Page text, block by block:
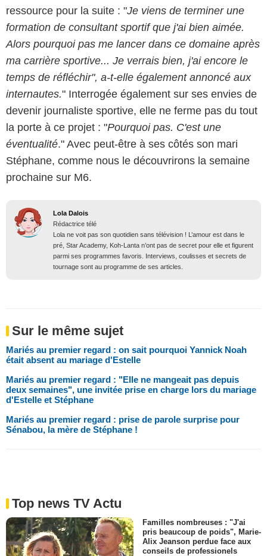
ressource pour la suite : "Je viens de terminer une
formation de consultant sportif que j'ai bien aimée.
Alors pourquoi pas me lancer dans ce domaine après
ma carrière sportive... Je verrais bien, j'ai encore le
temps de réfléchir", a-t-elle également annoncé aux
internautes." Interrogée également sur ses envies de
devenir journaliste sportive, elle ne ferme pas du tout
la porte à ce projet : "Pourquoi pas. C'est une
éventualité." Avec peut-être à ses côtés son mari
Stéphane, comme nous le découvrirons la semaine
prochaine sur M6.
Lola Dalois
Rédactrice télé
Lola ne voit pas son quotidien sans télévision ! L’amour est dans le
pré, Star Academy, Koh-Lanta n’ont pas de secret pour elle et figurent
parmi ses programmes favoris. Interviews, coulisses et secrets de
tournage sont au programme de ses articles.
Sur le même sujet
Mariés au premier regard : on sait pourquoi Yannick Noah
était absent au mariage d'Estelle
Mariés au premier regard : "Elle ne mangeait pas depuis
deux semaines", une invitée prise en charge lors du mariage
d'Estelle et Stéphane
Mariés au premier regard : prise de parole surprise pour
Sénabou, la mère de Stéphane !
Top news TV Actu
Familles nombreuses : "J'ai
pris beaucoup de poids", Marie-
Alix Jeanson perdue face aux
conseils de professionels